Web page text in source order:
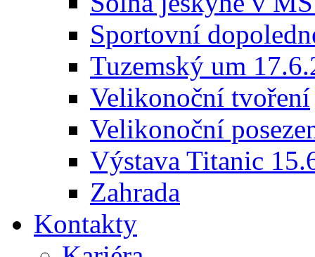
Sportovní
Tuzemský um
Velikonoční tvoření
Velikonoční
Výstava Titanic
Zahrada
Kontakty